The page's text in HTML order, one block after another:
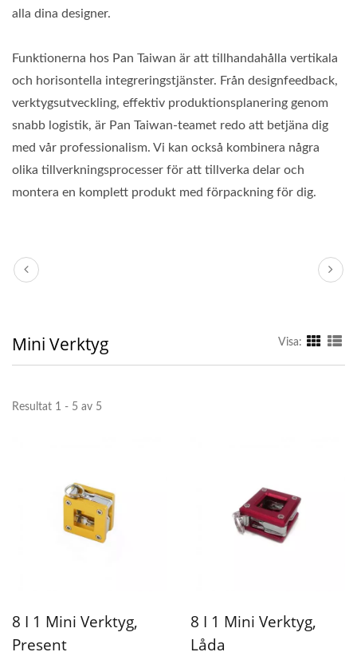
alla dina designer.
Funktionerna hos Pan Taiwan är att tillhandahålla vertikala
och horisontella integreringstjänster. Från designfeedback,
verktygsutveckling, effektiv produktionsplanering genom
snabb logistik, är Pan Taiwan-teamet redo att betjäna dig
med vår professionalism. Vi kan också kombinera några
olika tillverkningsprocesser för att tillverka delar och
montera en komplett produkt med förpackning för dig.
Mini Verktyg Visa:
Resultat 1 - 5 av 5
8 I 1 Mini Verktyg,
Present
8 I 1 Mini Verktyg,
Låda